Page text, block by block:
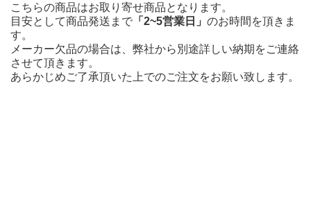
こちらの商品はお取り寄せ商品となります。
目安として商品発送まで 「2~5営業日」 のお時間を頂きま
す。
メーカー欠品の場合は、弊社から別途詳しい納期をご連絡
させて頂きます。
あらかじめご了承頂いた上でのご注文をお願い致します。